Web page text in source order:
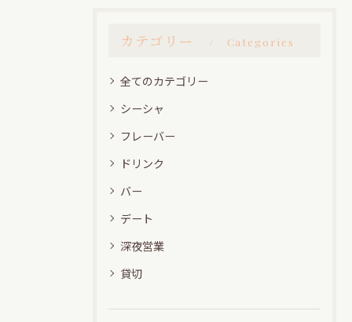
カテゴリー Categories
全てのカテゴリー
シーシャ
フレーバー
ドリンク
バー
デート
深夜営業
貸切